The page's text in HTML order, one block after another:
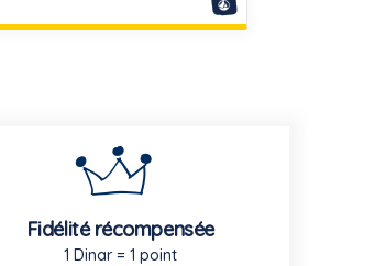
Fidélité récompensée
1 Dinar = 1 point